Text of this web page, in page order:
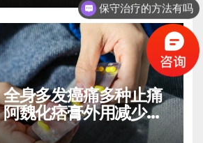
身多发癌痛多种止痛
魏化痞膏外用减少口
案例
保守治疗的方法有吗